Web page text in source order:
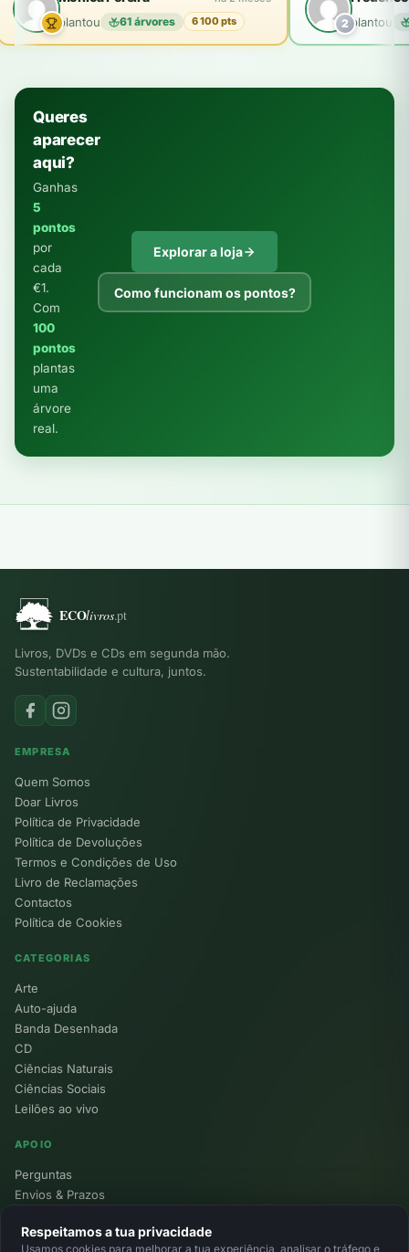
plantou 61 árvores 6 100 pts 2 plantou
Queres
aparecer
aqui?
Ganhas
5
pontos
por
cada
€1.
Com
100
pontos
plantas
uma
árvore
real.
Explorar a loja
Como funcionam os pontos?
Livros, DVDs e CDs em segunda mão.
Sustentabilidade e cultura, juntos.
EMPRESA
Quem Somos
Doar Livros
Política de Privacidade
Política de Devoluções
Termos e Condições de Uso
Livro de Reclamações
Contactos
Política de Cookies
CATEGORIAS
Arte
Auto-ajuda
Banda Desenhada
CD
Ciências Naturais
Ciências Sociais
Leilões ao vivo
APOIO
Perguntas
Envios & Prazos
Devoluções
Respeitamos a tua privacidade
Usamos cookies para melhorar a tua experiência, analisar o tráfego e